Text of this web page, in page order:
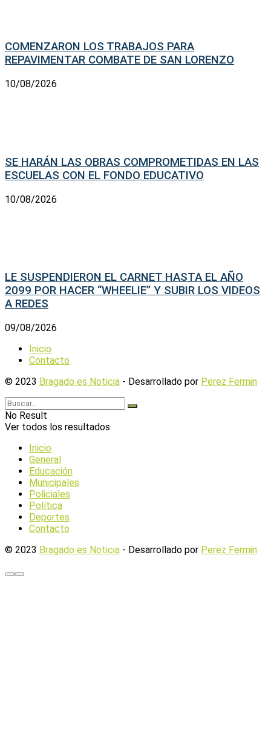
COMENZARON LOS TRABAJOS PARA
REPAVIMENTAR COMBATE DE SAN LORENZO
10/08/2026
SE HARÁN LAS OBRAS COMPROMETIDAS EN LAS
ESCUELAS CON EL FONDO EDUCATIVO
10/08/2026
LE SUSPENDIERON EL CARNET HASTA EL AÑO
2099 POR HACER “WHEELIE” Y SUBIR LOS VIDEOS
A REDES
09/08/2026
Inicio
Contacto
© 2023 Bragado es Noticia - Desarrollado por Perez Fermin
No Result
Ver todos los resultados
Inicio
General
Educación
Municipales
Policiales
Política
Deportes
Contacto
© 2023 Bragado es Noticia - Desarrollado por Perez Fermin